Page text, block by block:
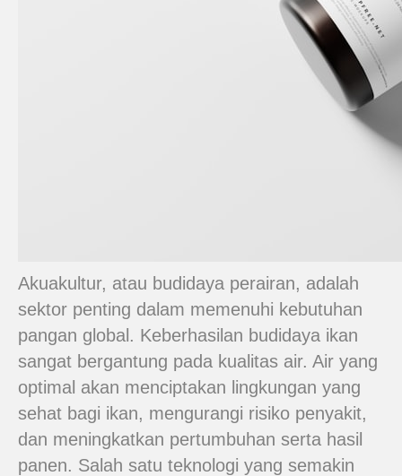
Akuakultur, atau budidaya perairan, adalah
sektor penting dalam memenuhi kebutuhan
pangan global. Keberhasilan budidaya ikan
sangat bergantung pada kualitas air. Air yang
optimal akan menciptakan lingkungan yang
sehat bagi ikan, mengurangi risiko penyakit,
dan meningkatkan pertumbuhan serta hasil
panen. Salah satu teknologi yang semakin